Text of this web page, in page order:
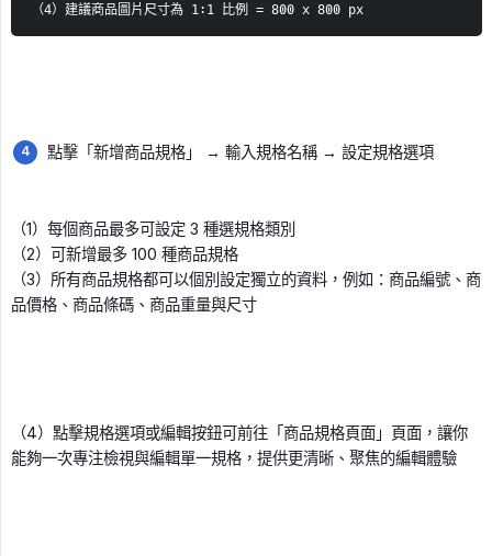
（4）建議商品圖片尺寸為 1:1 比例 = 800 x 800 px
點擊「新增商品規格」 → 輸入規格名稱 → 設定規格選項
（1）每個商品最多可設定 3 種選規格類別
（2）可新增最多 100 種商品規格
（3）所有商品規格都可以個別設定獨立的資料，例如：商品編號、商
品價格、商品條碼、商品重量與尺寸
（4）點擊規格選項或編輯按鈕可前往「商品規格頁面」頁面，讓你
能夠一次專注檢視與編輯單一規格，提供更清晰、聚焦的編輯體驗